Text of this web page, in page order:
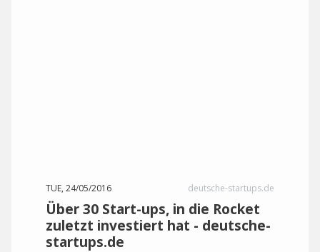
TUE, 24/05/2016 deutsche-startups.de
Über 30 Start-ups, in die Rocket
zuletzt investiert hat - deutsche-
startups.de